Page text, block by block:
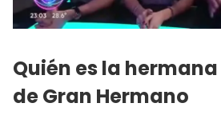
Quién es la
de Gran Hermano